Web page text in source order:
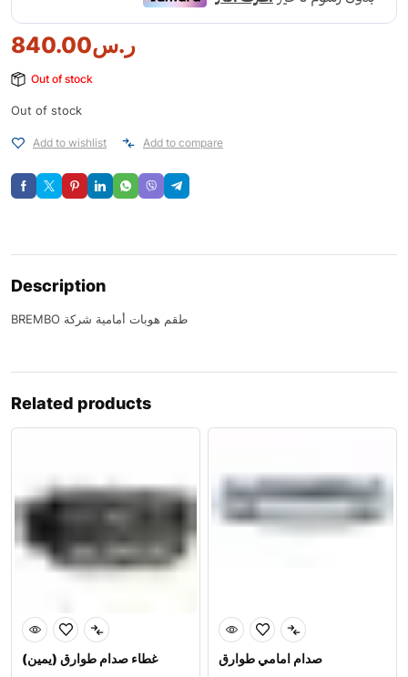
ر.س840.00
Out of stock
Out of stock
Add to wishlist Add to compare
Description
BREMBO طقم هوبات أمامية شركة
Related products
غطاء صدام طوارق (يمين) صدام امامي طوارق